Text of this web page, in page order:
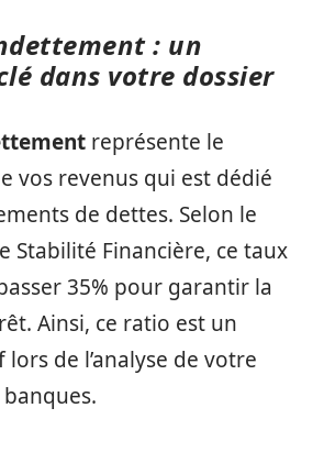
: un
dans votre dossier
représente le
vos revenus qui est dédié
de dettes. Selon le
Stabilité Financière, ce taux
35% pour garantir la
Ainsi, ce ratio est un
de l’analyse de votre